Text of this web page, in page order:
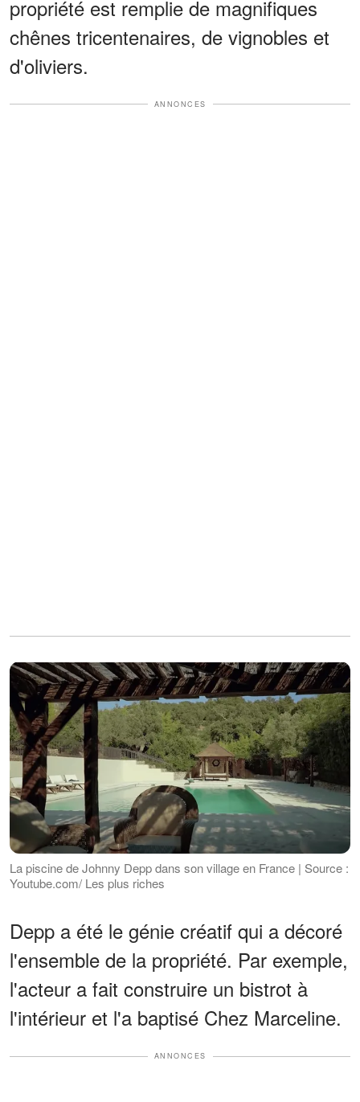
propriété est remplie de magnifiques
chênes tricentenaires, de vignobles et
d'oliviers.
ANNONCES
La piscine de Johnny Depp dans son village en France | Source :
Youtube.com/ Les plus riches
Depp a été le génie créatif qui a décoré
l'ensemble de la propriété. Par exemple,
l'acteur a fait construire un bistrot à
l'intérieur et l'a baptisé Chez Marceline.
ANNONCES